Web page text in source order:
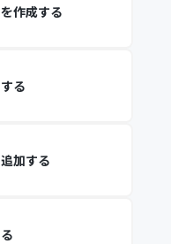
作成する
る
加する